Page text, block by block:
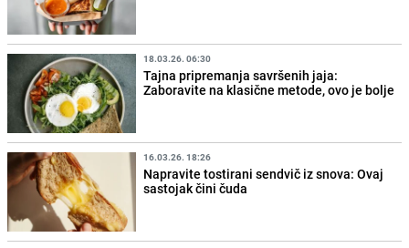
18.03.26. 06:30
Tajna pripremanja savršenih jaja:
Zaboravite na klasične metode, ovo je bolje
16.03.26. 18:26
Napravite tostirani sendvič iz snova: Ovaj
sastojak čini čuda